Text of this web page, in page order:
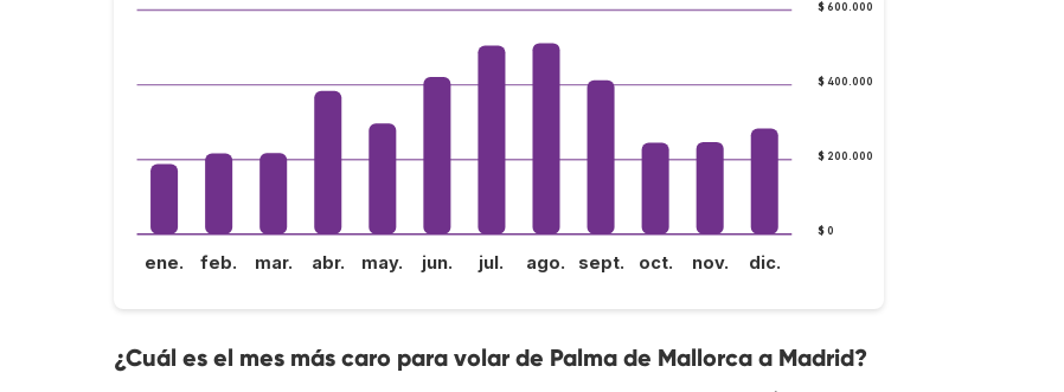
$ 0
$ 200.000
$ 400.000
$ 600.000
ene. feb. mar. abr. may. jun. jul. ago. sept. oct. nov. dic.
¿Cuál es el mes más caro para volar de Palma de Mallorca a Madrid?